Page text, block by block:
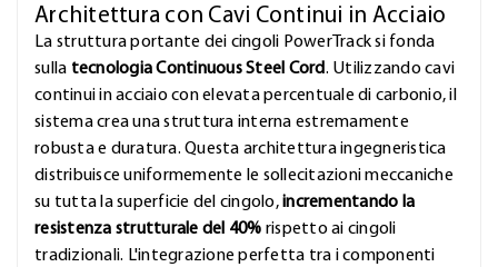
Architettura con Cavi Continui in Acciaio
La struttura portante dei cingoli PowerTrack si fonda
sulla tecnologia Continuous Steel Cord. Utilizzando cavi
continui in acciaio con elevata percentuale di carbonio, il
sistema crea una struttura interna estremamente
robusta e duratura. Questa architettura ingegneristica
distribuisce uniformemente le sollecitazioni meccaniche
su tutta la superficie del cingolo,incrementando la
resistenza strutturale del 40% rispetto ai cingoli
tradizionali. L'integrazione perfetta tra i componenti